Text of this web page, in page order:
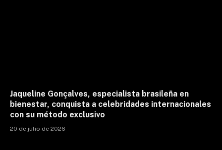
Jaqueline Gonçalves, especialista brasileña en
bienestar, conquista a celebridades internacionales
con su método exclusivo
20 de julio de 2026